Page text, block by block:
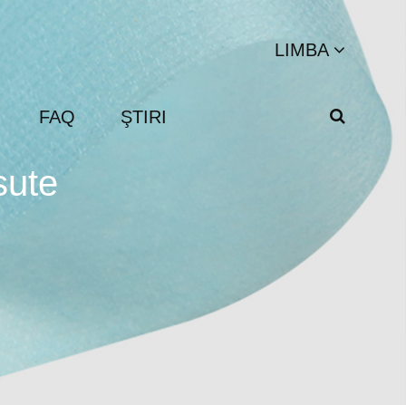
LIMBA
FAQ
ŞTIRI